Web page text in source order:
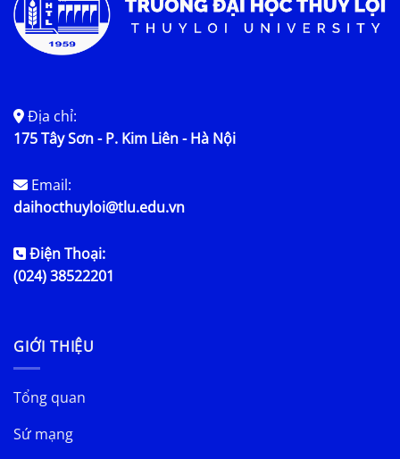
Địa chỉ:
175 Tây Sơn - P. Kim Liên - Hà Nội
Email:
daihocthuyloi@tlu.edu.vn
Điện Thoại:
(024) 38522201
GIỚI THIỆU
Tổng quan
Sứ mạng